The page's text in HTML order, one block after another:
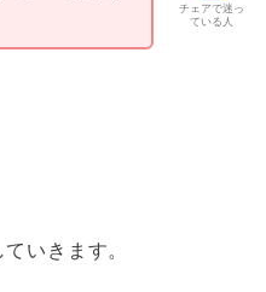
チェアで迷っ
ている人
いきます。